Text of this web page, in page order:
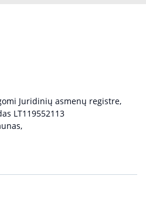
Juridinių asmenų registre,
LT119552113